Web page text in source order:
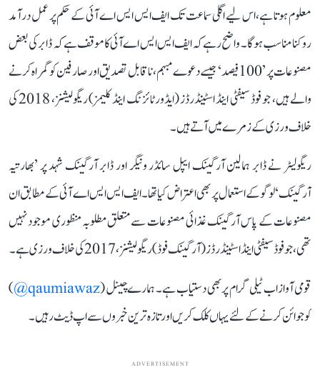
معلوم ہوتا ہے، اس لیے اگلی سماعت تک ایف ایس ایس اے آئی کے حکم پر عمل درآمد
روکنا مناسب ہوگا۔ واضح رہے کہ ایف ایس ایس اے آئی کا موقف ہے کہ ڈابر کی بعض
مصنوعات پر ’100 فیصد‘ جیسے دعوے مبہم، ناقابل تصدیق اور صارفین کو گمراہ کرنے
والے ہیں، جو فوڈ سیفٹی اینڈ اسٹینڈرڈز (ایڈورٹائزنگ اینڈ کلیمز) ریگولیشنز، 2018 کی
خلاف ورزی کے زمرے میں آتے ہیں۔
ریگولیٹر نے ڈابر ہمالین آرگینک ایپل سائڈر ونیگر اور ڈابر آرگینک شہد پر ’بھارتیہ
آرگینک‘ لوگو کے استعمال پر بھی اعتراض کیا تھا۔ ایف ایس ایس اے آئی کے مطابق ان
مصنوعات کے پاس آرگینک غذائی مصنوعات سے متعلق مطلوبہ منظوری موجود نہیں
تھی، جو فوڈ سیفٹی اینڈ اسٹینڈرڈز (آرگینک فوڈ) ریگولیشنز، 2017 کی خلاف ورزی ہے۔
قومی آواز اب ٹیلی گرام پر بھی دستیاب ہے۔ ہمارے چینل (qaumiawaz@
)
کو جوائن کرنے کے لئے یہاں کلک کریں اور تازہ ترین خبروں سے اپ ڈیٹ رہیں۔
ADVERTISEMENT